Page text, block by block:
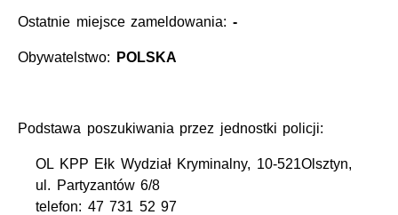
Ostatnie miejsce zameldowania: -
Obywatelstwo: POLSKA
Podstawa poszukiwania przez jednostki policji:
OL KPP Ełk Wydział Kryminalny, 10-521Olsztyn,
ul. Partyzantów 6/8
telefon: 47 731 52 97